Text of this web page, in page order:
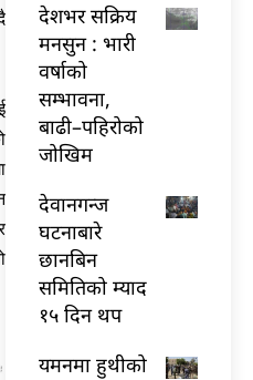
देशभर सक्रिय
मनसुन : भारी
वर्षाको
सम्भावना,
बाढी–पहिरोको
जोखिम
देवानगन्ज
घटनाबारे
छानबिन
समितिको म्याद
१५ दिन थप
यमनमा हुथीको